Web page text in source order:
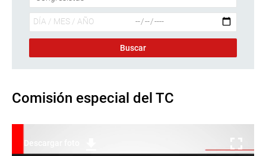
Comisión especial del TC
Descargar foto